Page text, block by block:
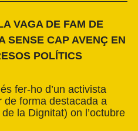
VAGA DE FAM DE
SENSE CAP AVENÇ EN
POLÍTICS
fer-ho d’un activista
forma destacada a
la Dignitat) on l’octubre